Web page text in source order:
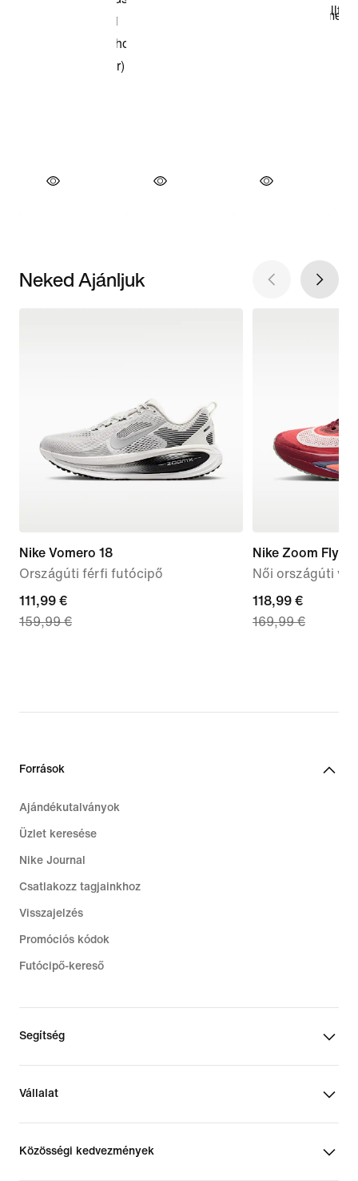
Neked Ajánljuk
Nike Vomero 18
Országúti férfi futócipő
current
price
price
111,99 €
159,99 €
Nike Zoom Fly 6
Női országúti
current
price
price
118,99 €
169,99 €
Források
Ajándékutalványok
Üzlet keresése
Nike Journal
Csatlakozz tagjainkhoz
Visszajelzés
Promóciós kódok
Futócipő-kereső
Segítség
Vállalat
Közösségi kedvezmények